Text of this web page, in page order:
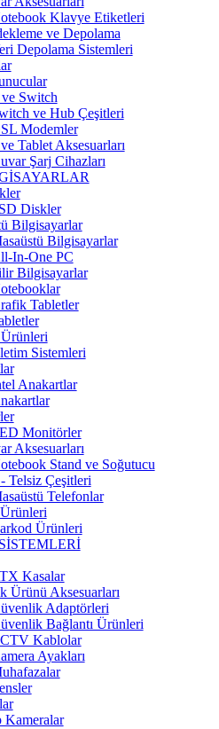
Klavye Etiketleri
ve Depolama
Depolama Sistemleri
Switch
ve Hub Çeşitleri
Modemler
Tablet Aksesuarları
Şarj Cihazları
Diskler
Bilgisayarlar
Bilgisayarlar
In-One PC
Bilgisayarlar
Tabletler
Ürünleri
Sistemleri
Anakartlar
Monitörler
Aksesuarları
Stand ve Soğutucu
Telsiz Çeşitleri
Telefonlar
Ürünleri
Kasalar
Ürünü Aksesuarları
Adaptörleri
Bağlantı Ürünleri
Kablolar
Ayakları
Kameralar